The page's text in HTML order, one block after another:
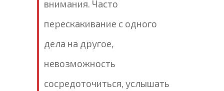
внимания. Часто
перескакивание с одного
дела на другое,
невозможность
сосредоточиться, услышать